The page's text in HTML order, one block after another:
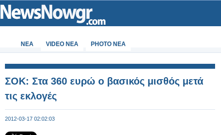
ΝΕΑ VIDEO NEA PHOTO NEA
ΣΟΚ: Στα 360 ευρώ ο βασικός μισθός μετά
τις εκλογές
2012-03-17 02:02:03